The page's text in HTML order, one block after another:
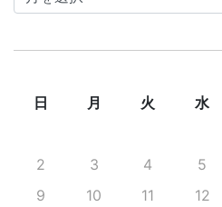
日 月 火 水
2
3 4 5
9
10 11 12